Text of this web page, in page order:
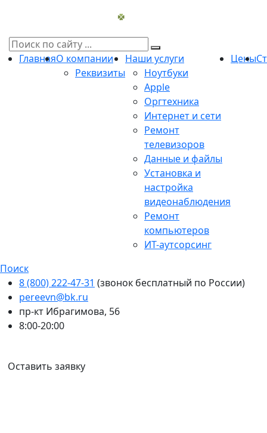
ГлавнаяО компании
Реквизиты
Наши услуги
Ноутбуки
Apple
Оргтехника
Интернет и сети
Ремонт
телевизоров
Данные и файлы
Установка и
настройка
видеонаблюдения
Ремонт
компьютеров
ИТ-аутсорсинг
Цены
Поиск
8 (800) 222-47-31 (звонок бесплатный по России)
pereevn@bk.ru
пр-кт Ибрагимова, 56
8:00-20:00
Оставить заявку